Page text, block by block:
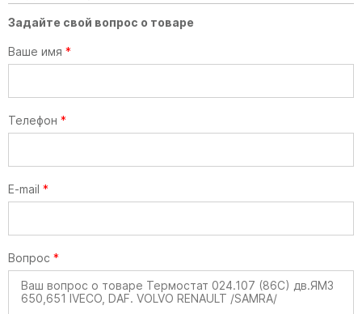
Задайте свой вопрос о товаре
Ваше имя *
Телефон *
E-mail *
Вопрос *